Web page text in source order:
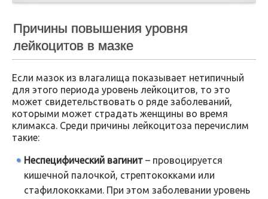
Причины повышения уровня
лейкоцитов в мазке
Если мазок из влагалища показывает нетипичный
для этого периода уровень лейкоцитов, то это
может свидетельствовать о ряде заболеваний,
которыми может страдать женщины во время
климакса. Среди причины лейкоцитоза перечислим
такие:
Неспецифический вагинит – провоцируется
кишечной палочкой, стрептококками или
стафилококками. При этом заболевании уровень